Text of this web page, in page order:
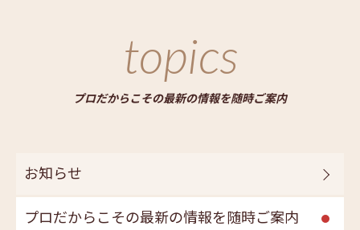
topics
プロだからこその最新の情報を随時ご案内
お知らせ
プロだからこその最新の情報を随時ご案内